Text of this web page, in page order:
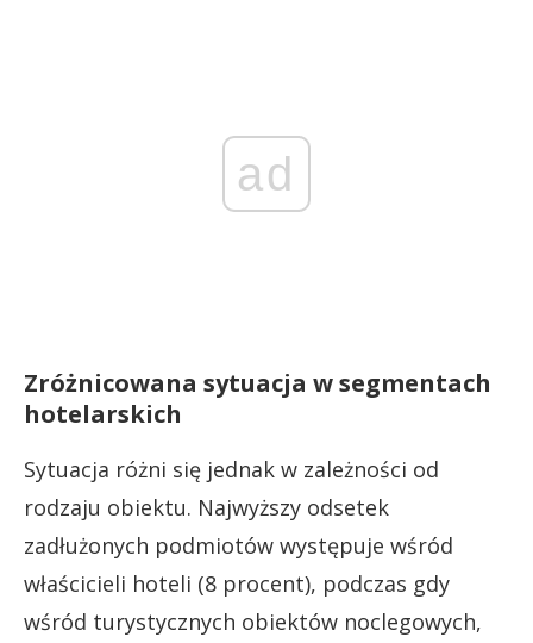
ad
Zróżnicowana sytuacja w segmentach
hotelarskich
Sytuacja różni się jednak w zależności od
rodzaju obiektu. Najwyższy odsetek
zadłużonych podmiotów występuje wśród
właścicieli hoteli (8 procent), podczas gdy
wśród turystycznych obiektów noclegowych,